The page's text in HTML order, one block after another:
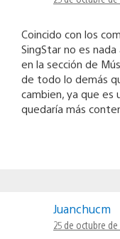
Coincido con los
SingStar no es
en la sección de
de todo lo demás
cambien, ya que es
quedaría más
Juanchucm
25 de octubre